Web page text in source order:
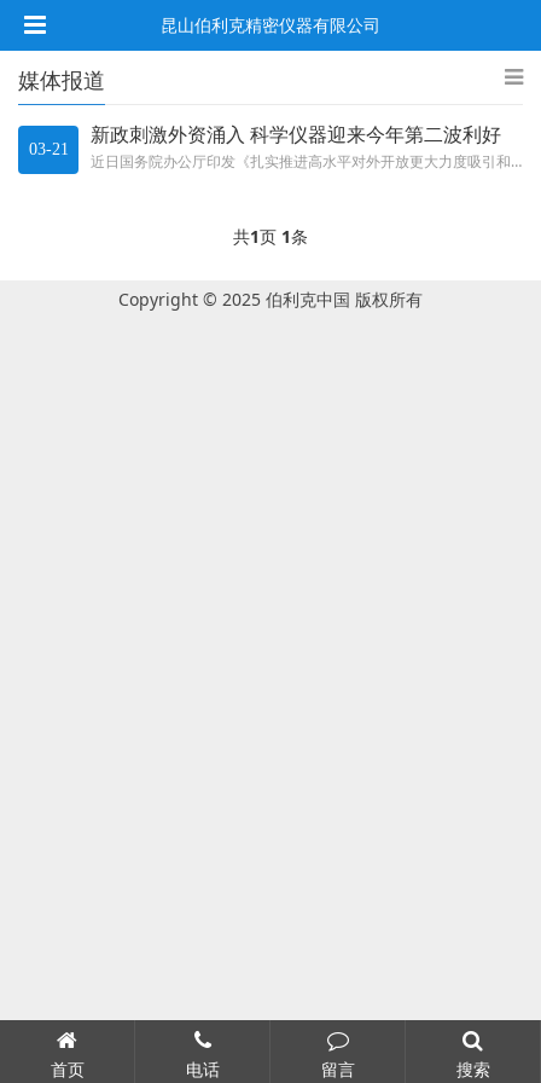
昆山伯利克精密仪器有限公司
媒体报道
03-21
新政刺激外资涌入 科学仪器迎来今年第二波利好
近日国务院办公厅印发《扎实推进高水平对外开放更大力度吸引和利用外资行动方案》，文件提出扎实推进高水平对外开放、更大力度吸...
共1页 1条
Copyright © 2025 伯利克中国 版权所有
首页 电话 留言 搜索